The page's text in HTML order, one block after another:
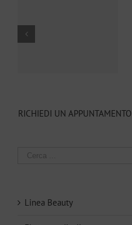
RICHIEDI UN APPUNTAMENTO
Ricerca
Linea Beauty